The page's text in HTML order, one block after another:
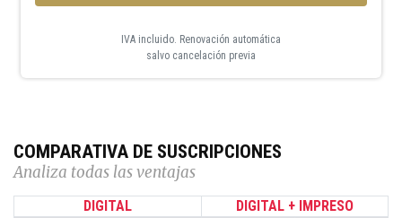
IVA incluido. Renovación automática
salvo cancelación previa
COMPARATIVA DE SUSCRIPCIONES
Analiza todas las ventajas
DIGITAL DIGITAL + IMPRESO